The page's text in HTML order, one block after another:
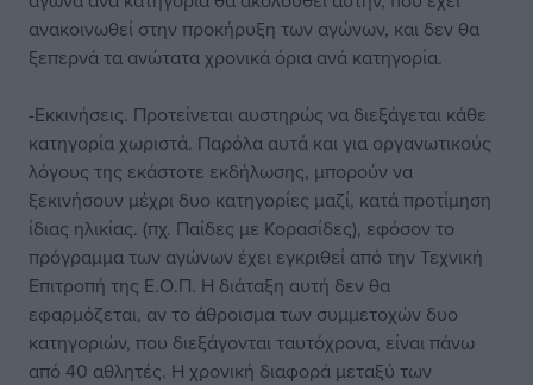
ανακοινωθεί στην προκήρυξη των αγώνων, και δεν θα
ξεπερνά τα ανώτατα χρονικά όρια ανά κατηγορία.
-Εκκινήσεις. Προτείνεται αυστηρώς να διεξάγεται κάθε
κατηγορία χωριστά. Παρόλα αυτά και για οργανωτικούς
λόγους της εκάστοτε εκδήλωσης, μπορούν να
ξεκινήσουν μέχρι δυο κατηγορίες μαζί, κατά προτίμηση
ίδιας ηλικίας. (πχ. Παίδες με Κορασίδες), εφόσον το
πρόγραμμα των αγώνων έχει εγκριθεί από την Τεχνική
Επιτροπή της Ε.Ο.Π. Η διάταξη αυτή δεν θα
εφαρμόζεται, αν το άθροισμα των συμμετοχών δυο
κατηγοριών, που διεξάγονται ταυτόχρονα, είναι πάνω
από 40 αθλητές. Η χρονική διαφορά μεταξύ των